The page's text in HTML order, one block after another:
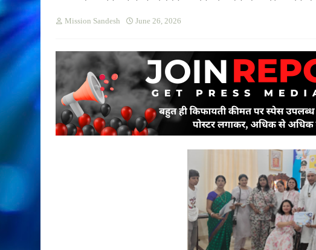
Mission Sandesh June 26, 2026